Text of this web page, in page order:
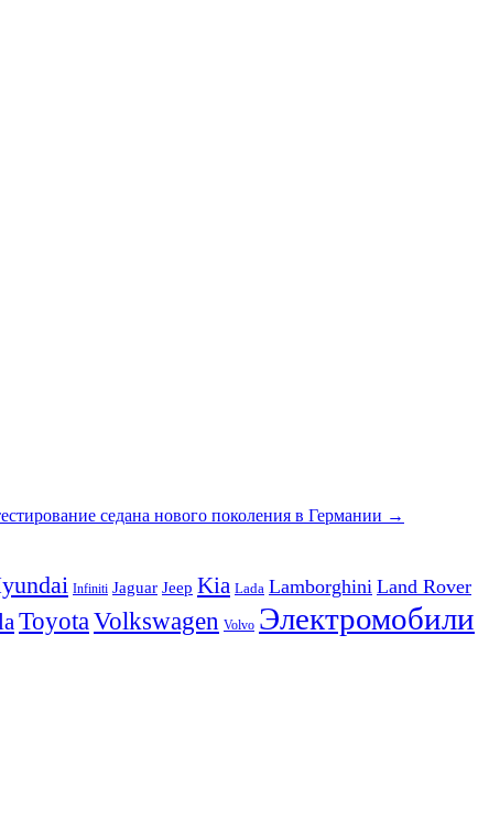
седана нового поколения в Германии →
Infiniti Jaguar Jeep Kia Lada Lamborghini Land Rover
Toyota Volkswagen Volvo Электромобили